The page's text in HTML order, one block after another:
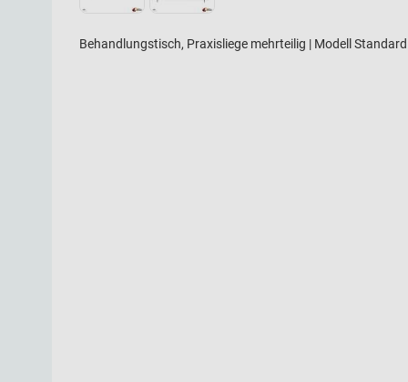
Behandlungstisch, Praxisliege mehrteilig | Modell